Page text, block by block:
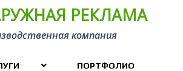
РЕКЛАМА
компания
ПОРТФОЛИО